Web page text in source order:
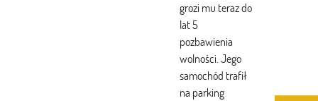
grozi mu teraz do
lat 5
pozbawienia
wolności. Jego
samochód trafił
na parking